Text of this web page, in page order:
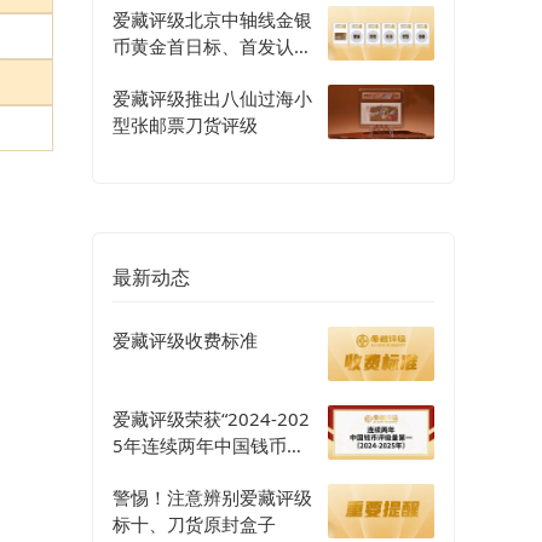
爱藏评级北京中轴线金银
币黄金首日标、首发认证
爱藏评级推出八仙过海小
型张邮票刀货评级
最新动态
爱藏评级收费标准
爱藏评级荣获“2024-202
5年连续两年中国钱币评
警惕！注意辨别爱藏评级
标十、刀货原封盒子